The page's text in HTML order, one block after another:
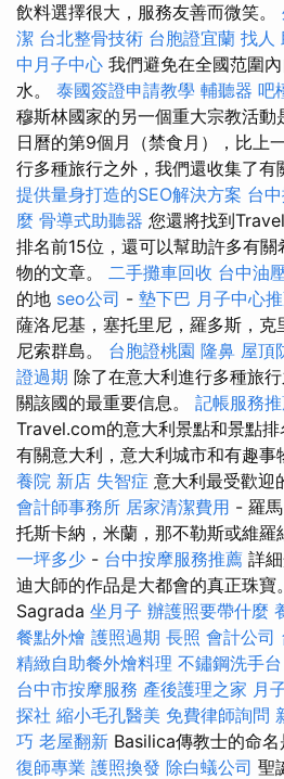
飲料選擇很大，服務友善而微笑。
潔 台北整骨技術 台胞證宜蘭 找人
中月子中心 我們避免在全國范圍
水。 泰國簽證申請教學 輔聽器 吧
穆斯林國家的另一個重大宗教活
日曆的第9個月（禁食月），比上
行多種旅行之外，我們還收集了有
提供量身打造的SEO解決方案 台
麼 骨導式助聽器 您還將找到
排名前15位，還可以幫助許多有
物的文章。 二手攤車回收 台中油
的地 seo公司 - 墊下巴 月子中心
薩洛尼基，塞托里尼，羅多斯，克
尼索群島。 台胞證桃園 隆鼻 屋頂
證過期 除了在意大利進行多種旅
關該國的最重要信息。 記帳服務
Travel.com的意大利景點和景點
有關意大利，意大利城市和有趣事
養院 新店 失智症 意大利最受歡迎
會計師事務所 居家清潔費用 - 羅
托斯卡納，米蘭，那不勒斯或維羅
一坪多少 - 台中按摩服務推薦 詳
迪大師的作品是大都會的真正珠寶
Sagrada 坐月子 辦護照要帶什麼
餐點外燴 護照過期 長照 會計公司
精緻自助餐外燴料理 不鏽鋼洗手台
台中市按摩服務 產後護理之家 月
探社 縮小毛孔醫美 免費律師詢問
巧 老屋翻新 Basilica傳教士的命名
復師專業 護照換發 除白蟻公司 聖